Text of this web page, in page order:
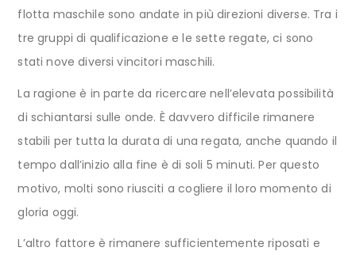
flotta maschile sono andate in più direzioni diverse. Tra i
tre gruppi di qualificazione e le sette regate, ci sono
stati nove diversi vincitori maschili.
La ragione è in parte da ricercare nell’elevata possibilità
di schiantarsi sulle onde. È davvero difficile rimanere
stabili per tutta la durata di una regata, anche quando il
tempo dall’inizio alla fine è di soli 5 minuti. Per questo
motivo, molti sono riusciti a cogliere il loro momento di
gloria oggi.
L’altro fattore è rimanere sufficientemente riposati e